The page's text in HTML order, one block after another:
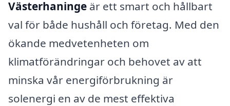
Västerhaninge är ett smart och hållbart
val för både hushåll och företag. Med den
ökande medvetenheten om
klimatförändringar och behovet av att
minska vår energiförbrukning är
solenergi en av de mest effektiva